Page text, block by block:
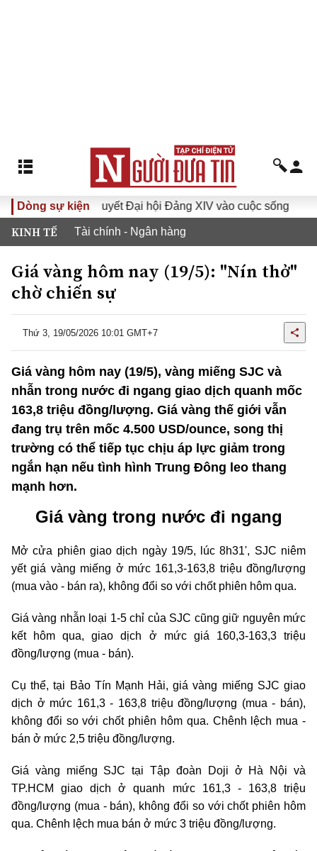
Dòng sự kiện
Đưa Nghị quyết Đại hội Đảng XIV vào cuộc sống Hướng
KINH TẾ Tài chính - Ngân hàng
Giá vàng hôm nay (19/5): "Nín thở"
chờ chiến sự
Thứ 3, 19/05/2026 10:01 GMT+7
Giá vàng hôm nay (19/5), vàng miếng SJC và
nhẫn trong nước đi ngang giao dịch quanh mốc
163,8 triệu đồng/lượng. Giá vàng thế giới vẫn
đang trụ trên mốc 4.500 USD/ounce, song thị
trường có thể tiếp tục chịu áp lực giảm trong
ngắn hạn nếu tình hình Trung Đông leo thang
mạnh hơn.
Giá vàng trong nước đi ngang
Mở cửa phiên giao dịch ngày 19/5, lúc 8h31', SJC niêm
yết giá vàng miếng ở mức 161,3-163,8 triệu đồng/lượng
(mua vào - bán ra), không đổi so với chốt phiên hôm qua.
Giá vàng nhẫn loại 1-5 chỉ của SJC cũng giữ nguyên mức
kết hôm qua, giao dịch ở mức giá 160,3-163,3 triệu
đồng/lượng (mua - bán).
Cụ thể, tại Bảo Tín Mạnh Hải, giá vàng miếng SJC giao
dịch ở mức 161,3 - 163,8 triệu đồng/lượng (mua - bán),
không đổi so với chốt phiên hôm qua. Chênh lệch mua -
bán ở mức 2,5 triệu đồng/lượng.
Giá vàng miếng SJC tại Tập đoàn Doji ở Hà Nội và
TP.HCM giao dịch ở quanh mức 161,3 - 163,8 triệu
đồng/lượng (mua - bán), không đổi so với chốt phiên hôm
qua. Chênh lệch mua bán ở mức 3 triệu đồng/lượng.